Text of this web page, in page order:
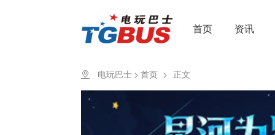
首页 资讯
电玩巴士 > 首页 > 正文